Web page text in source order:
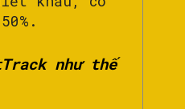
như thế